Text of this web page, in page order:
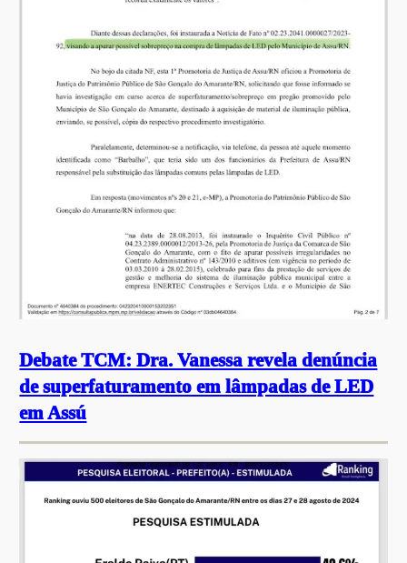
Debate TCM: Dra. Vanessa revela denúncia
de superfaturamento em lâmpadas de LED
em Assú